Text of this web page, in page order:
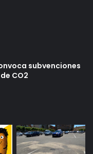
subvenciones
CO2